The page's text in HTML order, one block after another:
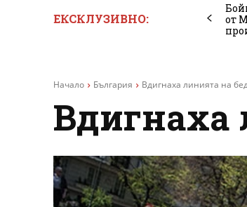
ЕКСКЛУЗИВНО:
от
Начало България Вдигнаха линията на
Вдигнаха